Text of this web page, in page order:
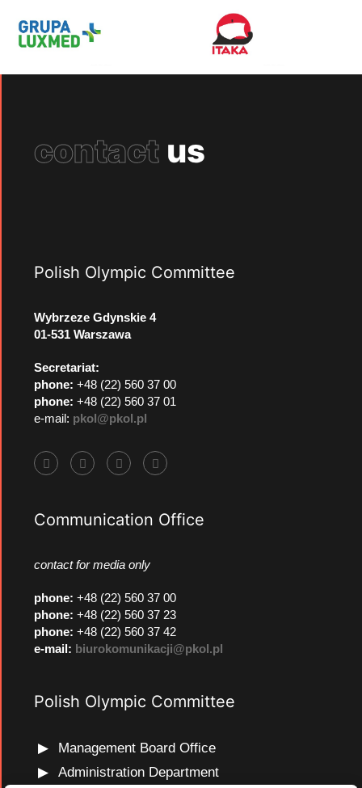
contact us
Polish Olympic Committee
Wybrzeze Gdynskie 4
01-531 Warszawa
Secretariat:
phone: +48 (22) 560 37 00
phone: +48 (22) 560 37 01
e-mail: pkol@pkol.pl
Communication Office
contact for media only
phone: +48 (22) 560 37 00
phone: +48 (22) 560 37 23
phone: +48 (22) 560 37 42
e-mail: biurokomunikacji@pkol.pl
Polish Olympic Committee
Management Board Office
Administration Department